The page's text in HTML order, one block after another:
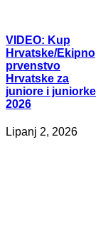
VIDEO: Kup
Hrvatske/Ekipno
prvenstvo
Hrvatske za
juniore i juniorke
2026
Lipanj 2, 2026